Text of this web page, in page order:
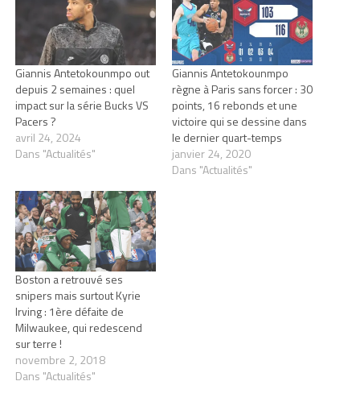
Giannis Antetokounmpo out
depuis 2 semaines : quel
impact sur la série Bucks VS
Pacers ?
avril 24, 2024
Dans "Actualités"
Giannis Antetokounmpo
règne à Paris sans forcer : 30
points, 16 rebonds et une
victoire qui se dessine dans
le dernier quart-temps
janvier 24, 2020
Dans "Actualités"
Boston a retrouvé ses
snipers mais surtout Kyrie
Irving : 1ère défaite de
Milwaukee, qui redescend
sur terre !
novembre 2, 2018
Dans "Actualités"